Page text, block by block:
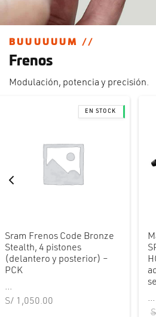
BUUUUUUM //
Frenos
Modulación, potencia y precisión.
Sram Frenos Code Bronze
Stealth, 4 pistones
(delantero y posterior) –
PCK
...
S/ 1,050.00
...